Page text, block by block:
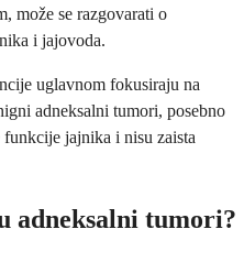
može se razgovarati o
i jajovoda.
uglavnom fokusiraju na
adneksalni tumori, posebno
jajnika i nisu zaista
adneksalni tumori?